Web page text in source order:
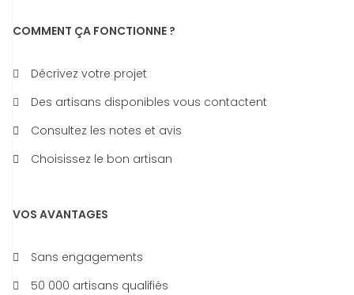
COMMENT ÇA FONCTIONNE ?
Décrivez votre projet
Des artisans disponibles vous contactent
Consultez les notes et avis
Choisissez le bon artisan
VOS AVANTAGES
Sans engagements
50 000 artisans qualifiés